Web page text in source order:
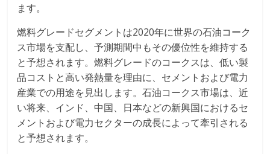
ます。
燃料グレードセグメントは2020年に世界の石油コーク
ス市場を支配し、予測期間中もその優位性を維持する
と予想されます。燃料グレードのコークスは、低い製
品コストと高い発熱量を理由に、セメントおよび電力
産業での用途を見出します。石油コークス市場は、近
い将来、インド、中国、日本などの新興国におけるセ
メントおよび電力セクターの成長によって牽引される
と予想されます。